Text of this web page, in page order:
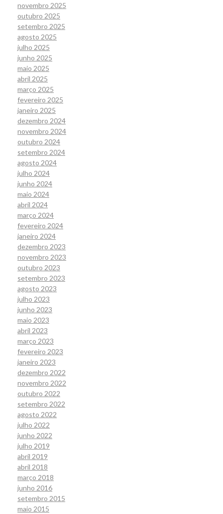
novembro 2025
outubro 2025
setembro 2025
agosto 2025
julho 2025
junho 2025
maio 2025
abril 2025
março 2025
fevereiro 2025
janeiro 2025
dezembro 2024
novembro 2024
outubro 2024
setembro 2024
agosto 2024
julho 2024
junho 2024
maio 2024
abril 2024
março 2024
fevereiro 2024
janeiro 2024
dezembro 2023
novembro 2023
outubro 2023
setembro 2023
agosto 2023
julho 2023
junho 2023
maio 2023
abril 2023
março 2023
fevereiro 2023
janeiro 2023
dezembro 2022
novembro 2022
outubro 2022
setembro 2022
agosto 2022
julho 2022
junho 2022
julho 2019
abril 2019
abril 2018
março 2018
junho 2016
setembro 2015
maio 2015